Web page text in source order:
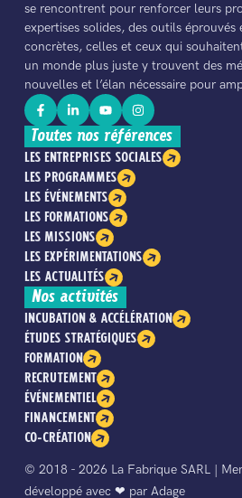
se rencontrent pour renforcer leurs
expertises solides, des outils éprouvés
concrètes, celles et ceux qui
un monde plus juste y trouvent des
nouvelles et l’élan nécessaire pour
Toutes nos références
LES ENTREPRISES SOCIALES
LES PROGRAMMES
LES ÉVÉNEMENTS
LES FORMATIONS
LES MISSIONS
LES EXPÉRIMENTATIONS
LES ACTUALITÉS
Nos activités
INCUBATION & ACCÉLÉRATION
ÉTUDES STRATÉGIQUES
FORMATION
RECRUTEMENT
ÉVÉNEMENTIEL
FINANCEMENT
CO-CRÉATION
© 2018 - 2026 La Fabrique SARL |
développé avec ❤︎ par Adage